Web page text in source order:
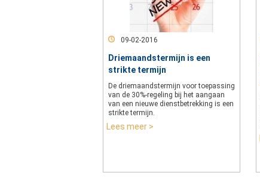
09-02-2016
Driemaandstermijn is een
strikte termijn
De driemaandstermijn voor toepassing
van de 30%-regeling bij het aangaan
van een nieuwe dienstbetrekking is een
strikte termijn.
Lees meer >